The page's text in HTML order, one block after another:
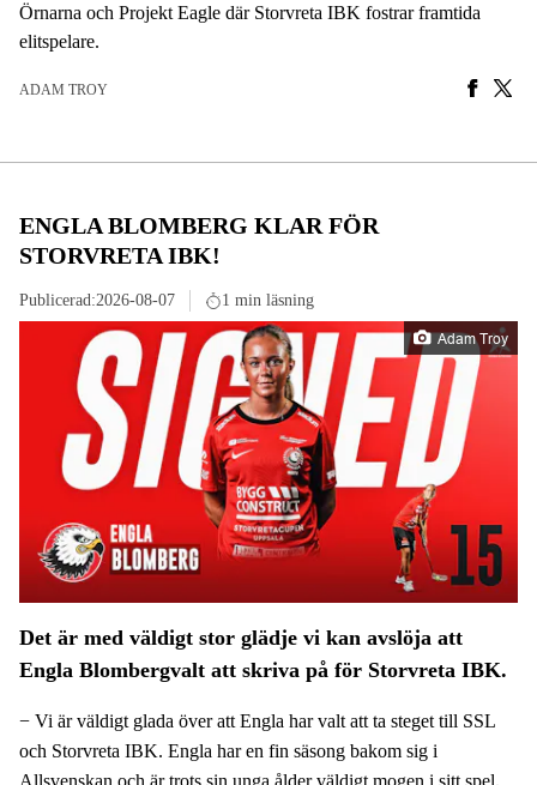
Örnarna och Projekt Eagle där Storvreta IBK fostrar framtida
elitspelare.
ADAM TROY
ENGLA BLOMBERG KLAR FÖR
STORVRETA IBK!
Publicerad:2026-08-07 1 min läsning
Adam Troy
Det är med väldigt stor glädje vi kan avslöja att
Engla Blombergvalt att skriva på för Storvreta IBK.
− Vi är väldigt glada över att Engla har valt att ta steget till SSL
och Storvreta IBK. Engla har en fin säsong bakom sig i
Allsvenskan och är trots sin unga ålder väldigt mogen i sitt spel.